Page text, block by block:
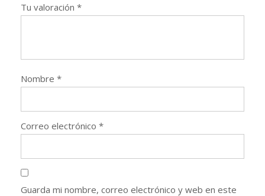
Tu valoración *
Nombre *
Correo electrónico *
Guarda mi nombre, correo electrónico y web en este